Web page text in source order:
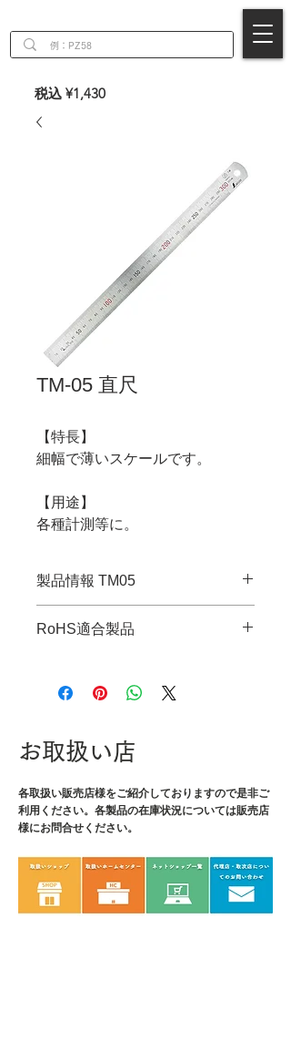
税込 ¥1,430
TM-05 直尺
【特長】
細幅で薄いスケールです。
【用途】
各種計測等に。
製品情報 TM05
・長さ：300mm
RoHS適合製品
お取扱い店
各取扱い販売店様をご紹介しておりますので是非ご
利用ください。各製品の在庫状況については販売店
様にお問合せください。